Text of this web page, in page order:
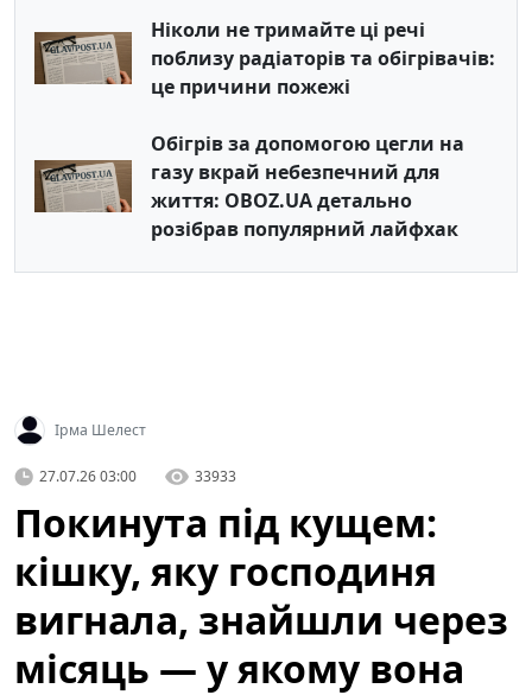
Ніколи не тримайте ці речі
поблизу радіаторів та обігрівачів:
це причини пожежі
Обігрів за допомогою цегли на
газу вкрай небезпечний для
життя: OBOZ.UA детально
розібрав популярний лайфхак
Ірма Шелест
27.07.26 03:00 33933
Покинута під кущем:
кішку, яку господиня
вигнала, знайшли через
місяць — у якому вона